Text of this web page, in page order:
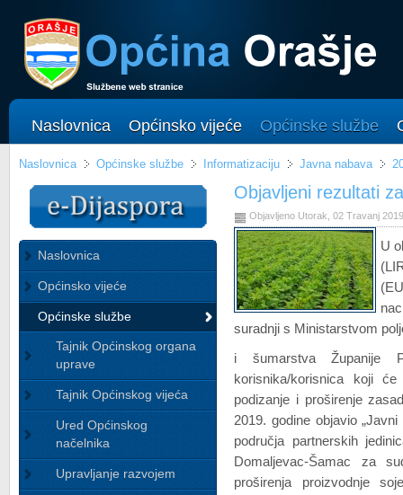
Naslovnica Općinsko vijeće Općinske službe
Naslovnica Općinske službe Informatizaciju Javna nabava
Naslovnica
Općinsko vijeće
Općinske službe
Tajnik Općinskog organa
uprave
Tajnik Općinskog vijeća
Ured Općinskog
načelnika
Upravljanje razvojem
Objavljeni rezultati
Objavljeno Utorak, 02 Travanj
U
suradnji s Ministarstvom
i šumarstva Županije
korisnika/korisnica koji
podizanje i proširenje
2019. godine objavio
područja partnerskih
Domaljevac-Šamac za
proširenja proizvodnje